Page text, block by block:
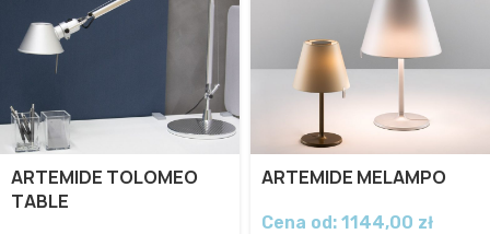
ARTEMIDE TOLOMEO
TABLE
ARTEMIDE MELAMPO
Cena od: 1144,00 zł